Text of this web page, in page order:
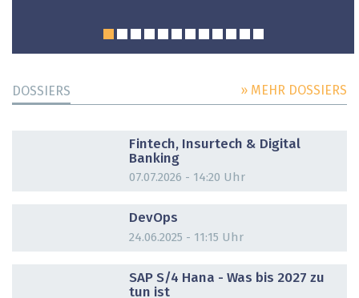
DOSSIERS » MEHR DOSSIERS
Fintech, Insurtech & Digital
Banking
07.07.2026 - 14:20 Uhr
DevOps
24.06.2025 - 11:15 Uhr
SAP S/4 Hana - Was bis 2027 zu
tun ist